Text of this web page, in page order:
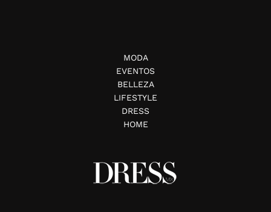
MODA
EVENTOS
BELLEZA
LIFESTYLE
DRESS
HOME